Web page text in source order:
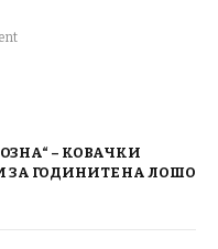
– КОВАЧКИ
ЗА ГОДИНИТЕ НА ЛОШО